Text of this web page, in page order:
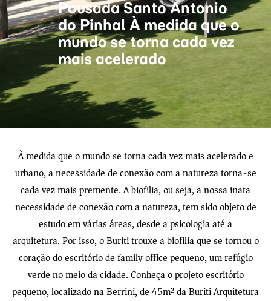
Pousada Santo Antonio
do Pinhal À medida que o
mundo se torna cada vez
mais acelerado
À medida que o mundo se torna cada vez mais acelerado e
urbano, a necessidade de conexão com a natureza torna-se
cada vez mais premente. A biofilia, ou seja, a nossa inata
necessidade de conexão com a natureza, tem sido objeto de
estudo em várias áreas, desde a psicologia até a
arquitetura. Por isso, o Buriti trouxe a biofilia que se tornou o
coração do escritório de family office pequeno, um refúgio
verde no meio da cidade. Conheça o projeto escritório
pequeno, localizado na Berrini, de 45m² da Buriti Arquitetura